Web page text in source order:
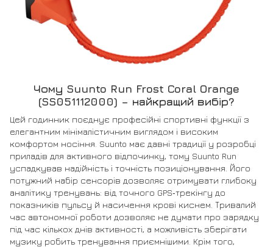
Чому Suunto Run Frost Coral Orange
(SS051112000) – найкращий вибір?
Цей годинник поєднує професійні спортивні функції з
елегантним мінімалістичним виглядом і високим
комфортом носіння. Suunto має давні традиції у розробці
приладів для активного відпочинку, тому Suunto Run
успадкував надійність і точність позиціонування. Його
потужний набір сенсорів дозволяє отримувати глибоку
аналітику тренувань: від точного GPS‑трекінгу до
показників пульсу й насичення крові киснем. Тривалий
час автономної роботи дозволяє не думати про зарядку
під час кількох днів активності, а можливість зберігати
музику робить тренування приємнішими. Крім того,